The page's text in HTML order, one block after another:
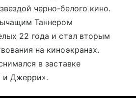
черно-белого кино.
Таннером
22 года и стал вторым
на киноэкранах.
в заставке
и Джерри».